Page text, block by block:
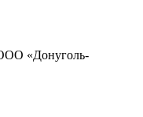
«Донуголь-